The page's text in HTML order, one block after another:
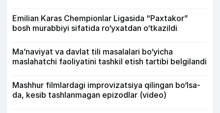
Emilian Karas Chempionlar Ligasida “Paxtakor”
bosh murabbiyi sifatida ro‘yxatdan o‘tkazildi
Ma’naviyat va davlat tili masalalari bo‘yicha
maslahatchi faoliyatini tashkil etish tartibi belgilandi
Mashhur filmlardagi improvizatsiya qilingan bo‘lsa-
da, kesib tashlanmagan epizodlar (video)